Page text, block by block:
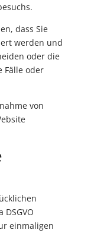
dass Sie
werden und
oder die
Fälle oder
von
einmaligen